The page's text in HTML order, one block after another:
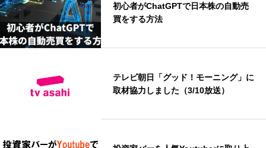
初心者がChatGPTで日本株の自動売
買をする方法
テレビ朝日「グッド！モーニング」に
取材協力しました（3/10放送）